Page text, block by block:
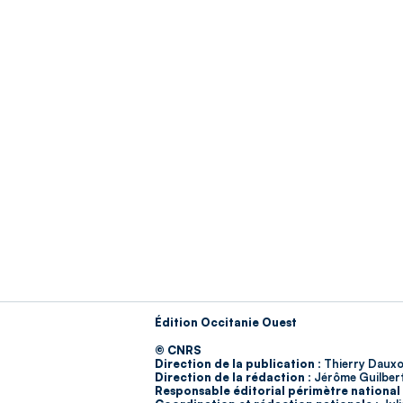
Édition Occitanie Ouest
© CNRS
Direction de la publication : Thierry
Direction de la rédaction : Jérôme
Responsable éditorial périmètre national